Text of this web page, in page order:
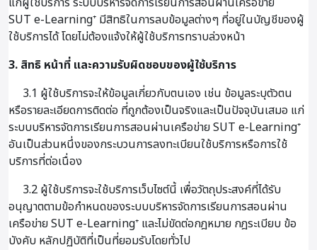
SUT e-Learning⁺ มีสิทธิในการลบข้อมูลต่างๆ ที่อยู่ในบัญชีของผู้
ใช้บริการได้ โดยไม่ต้องแจ้งให้ผู้ใช้บริการทราบล่วงหน้า
3. สิทธิ หน้าที่ และความรับผิดชอบของผู้ใช้บริการ
3.1 ผู้ใช้บริการจะให้ข้อมูลเกี่ยวกับตนเอง เช่น ข้อมูลระบุตัวตน
หรือรายละเอียดการติดต่อ ที่ถูกต้องเป็นจริงและเป็นปัจจุบันเสมอ แก่
ระบบบริหารจัดการเรียนการสอนผ่านเครือข่าย SUT e-Learning⁺
อันเป็นส่วนหนึ่งของกระบวนการลงทะเบียนใช้บริการหรือการใช้
บริการที่ต่อเนื่อง
3.2 ผู้ใช้บริการจะใช้บริการเว็บไซต์นี้ เพื่อวัตถุประสงค์ที่ได้รับ
อนุญาตตามข้อกำหนดของระบบบริหารจัดการเรียนการสอนผ่าน
เครือข่าย SUT e-Learning⁺ และไม่ขัดต่อกฎหมาย กฎระเบียบ ข้อ
บังคับ หลักปฏิบัติที่เป็นที่ยอมรับโดยทั่วไป